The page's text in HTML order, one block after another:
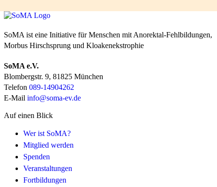
SoMA ist eine Initiative für Menschen mit Anorektal-Fehlbildungen,
Morbus Hirschsprung und Kloakenekstrophie
SoMA e.V.
Blombergstr. 9, 81825 München
Telefon 089-14904262
E-Mail info@soma-ev.de
Auf einen Blick
Wer ist SoMA?
Mitglied werden
Spenden
Veranstaltungen
Fortbildungen